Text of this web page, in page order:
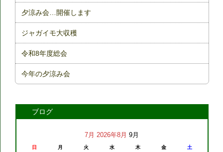
夕涼み会…開催します
ジャガイモ大収穫
令和8年度総会
今年の夕涼み会
ブログ
7月 2026年8月 9月
日 月 火 水 木 金 土